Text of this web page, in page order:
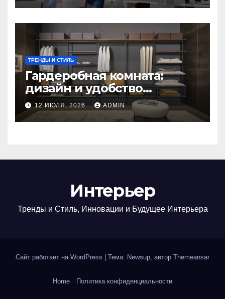
ТРЕНДЫ И СТИЛЬ
Гардеробная комната:
дизайн и удобство
создания идеального
пространства
12 ИЮЛЯ, 2026 ADMIN
Интерьер
Тренды и Стиль, Инновации и Будущее Интерьера
Сайт работает на WordPress Тема: Newsup, автор Themeansar
Home Политика конфиденциальности